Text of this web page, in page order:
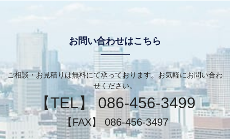
お問い合わせはこちら
ご相談・お見積りは無料にて承っております。お気軽にお問い合わ
せください。
【TEL】 086-456-3499
【FAX】 086-456-3497